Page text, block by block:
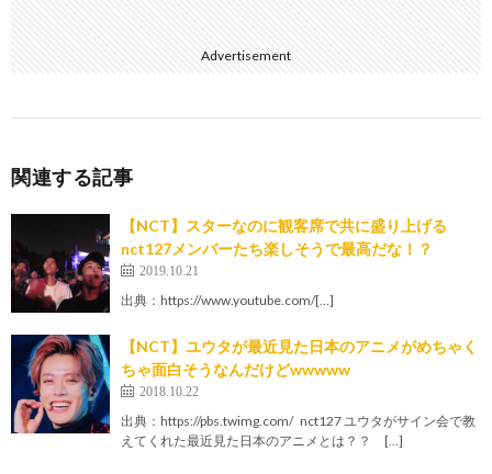
Advertisement
関連する記事
【NCT】スターなのに観客席で共に盛り上げる
nct127メンバーたち楽しそうで最高だな！？
2019.10.21
出典：https://www.youtube.com/[…]
【NCT】ユウタが最近見た日本のアニメがめちゃく
ちゃ面白そうなんだけどwwwww
2018.10.22
出典：https://pbs.twimg.com/ nct127 ユウタがサイン会で教
えてくれた最近見た日本のアニメとは？？ […]